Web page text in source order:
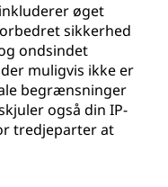
øget
sikkerhed
ondsindet
muligvis ikke er
begrænsninger
også din IP-
tredjeparter at